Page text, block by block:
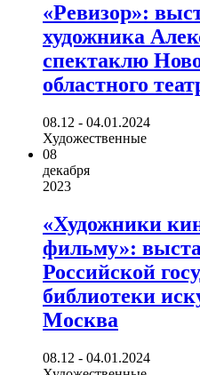
«Ревизор»:
художника
спектаклю
областного
08.12 - 04.01.2024
Художественные
08
декабря
2023
«Художники
фильму»:
Российской
библиотеки
Москва
08.12 - 04.01.2024